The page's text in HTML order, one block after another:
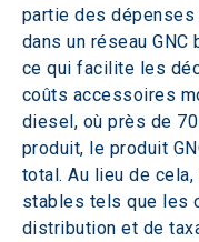
partie des
dans un réseau
ce qui facilite les
coûts accessoires
diesel, où près de
produit, le produit
total. Au lieu de
stables tels que les
distribution et de